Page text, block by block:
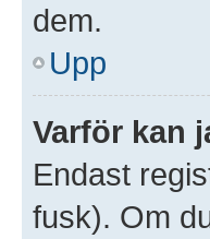
dem.
Upp
Varför kan
Endast
fusk). Om